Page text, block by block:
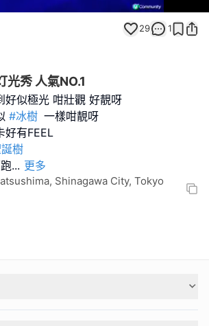
100.00%
29 1
光秀 人氣NO.1
好似極光 咁壯觀 好靚呀
#冰樹 一樣咁靚呀
好有FEEL
樹
... 更多
Shinagawa City, Tokyo